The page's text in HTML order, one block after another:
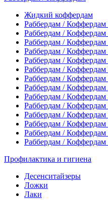
Жидкий коффердам
Раббердам / Коффердам
Раббердам / Коффердам
Раббердам / Коффердам
Раббердам / Коффердам
Раббердам / Коффердам
Раббердам /
Раббердам / Коффердам
Раббердам / Коффердам
Раббердам / Коффердам
Раббердам / Коффердам
Раббердам / Коффердам
Раббердам / Коффердам
Раббердам / Коффердам
Раббердам / Коффердам
Профилактика и гигиена
Десенситайзеры
Ложки
Лаки